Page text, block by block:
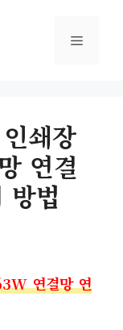
메
쇄장
연결
방법
연결망 연